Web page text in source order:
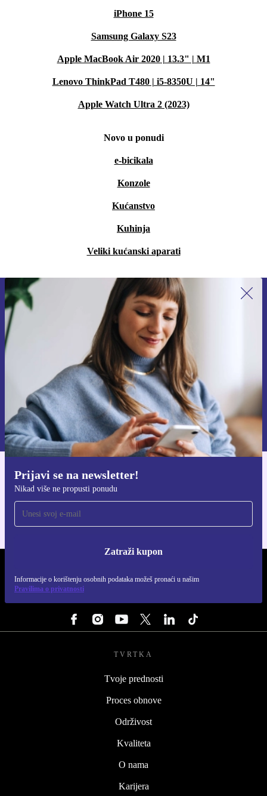
iPhone 15
Samsung Galaxy S23
Apple MacBook Air 2020 | 13.3" | M1
Lenovo ThinkPad T480 | i5-8350U | 14"
Apple Watch Ultra 2 (2023)
Novo u ponudi
e-bicikala
Konzole
Kućanstvo
Kuhinja
Veliki kućanski aparati
Prijavi se na newsletter!
Nikad više ne propusti ponudu
Zatraži kupon
Informacije o korištenju osobnih podataka možeš pronaći u našim
Pravilima o privatnosti
Prijavi se na newsletter!
Nikad više ne propusti ponudu.
Zatraži kupon
Informacije o korištenju osobnih podataka možeš pronaći u našim
Pravilima privatnosti.
Preuzmi refurbed aplikaciju
Za iOS i Android
TVRTKA
Tvoje prednosti
Proces obnove
Održivost
Kvaliteta
O nama
Karijera